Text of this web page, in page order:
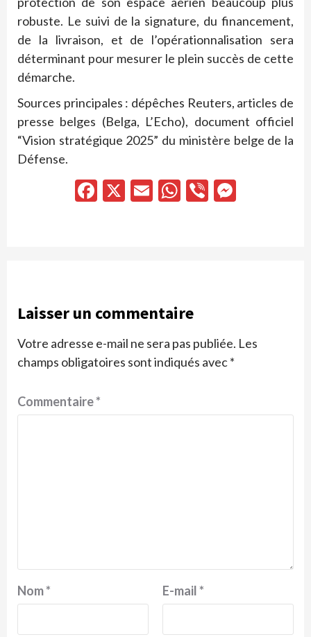
robuste. Le suivi de la signature, du financement,
de la livraison, et de l’opérationnalisation sera
déterminant pour mesurer le plein succès de cette
démarche.
Sources principales : dépêches Reuters, articles de
presse belges (Belga, L’Echo), document officiel
“Vision stratégique 2025” du ministère belge de la
Défense.
Facebook
X EmailWhatsApp
Viber
Laisser un commentaire
Votre adresse e-mail ne sera pas publiée. Les
champs obligatoires sont indiqués avec*
Commentaire*
Nom* E-mail*